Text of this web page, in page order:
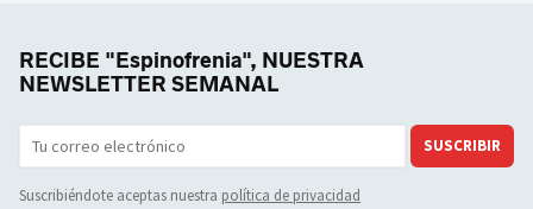
RECIBE "Espinofrenia", NUESTRA
NEWSLETTER SEMANAL
SUSCRIBIR
Suscribiéndote aceptas nuestra política de privacidad